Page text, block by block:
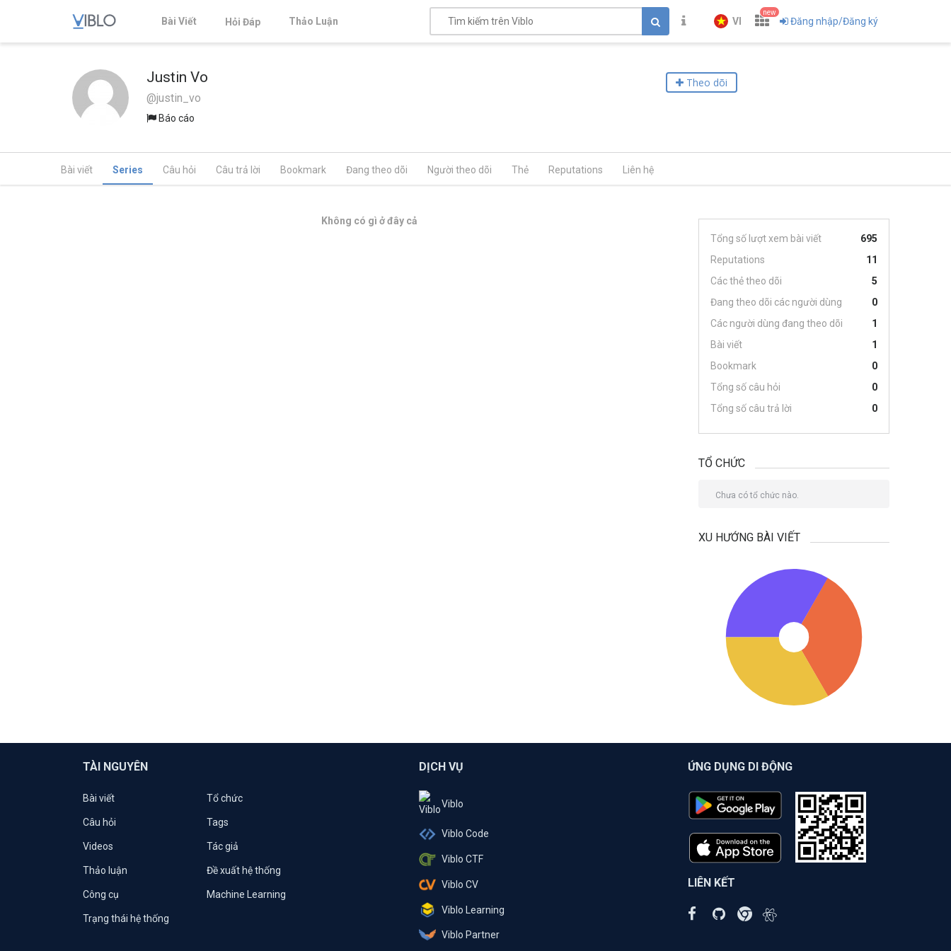
Bài Viết Hỏi Đáp Thảo Luận VI
new
Đăng nhập/Đăng ký
Justin Vo
@justin_vo
Báo cáo
Theo dõi
Bài viết Series Câu hỏi Câu trả lời Bookmark Đang theo dõi Người theo dõi Thẻ Reputations Liên hệ
Không có gì ở đây cả
Tổng số lượt xem bài viết
695
Reputations
11
Các thẻ theo dõi
5
Đang theo dõi các người dùng
0
Các người dùng đang theo dõi
1
Bài viết
1
Bookmark
0
Tổng số câu hỏi
0
Tổng số câu trả lời
0
TỔ CHỨC
Chưa có tổ chức nào.
XU HƯỚNG BÀI VIẾT
TÀI NGUYÊN
Bài viết Tổ chức
Câu hỏi Tags
Videos Tác giả
Thảo luận Đề xuất hệ thống
Công cụ Machine Learning
Trạng thái hệ thống
DỊCH VỤ
Viblo
Viblo Code
Viblo CTF
Viblo CV
Viblo Learning
Viblo Partner
ỨNG DỤNG DI ĐỘNG
LIÊN KẾT